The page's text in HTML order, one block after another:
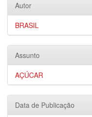
Autor
BRASIL
Assunto
AÇÚCAR
Data de Publicação